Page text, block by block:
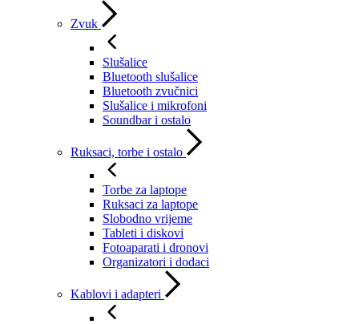
Zvuk
Slušalice
Bluetooth slušalice
Bluetooth zvučnici
Slušalice i mikrofoni
Soundbar i ostalo
Ruksaci, torbe i ostalo
Torbe za laptope
Ruksaci za laptope
Slobodno vrijeme
Tableti i diskovi
Fotoaparati i dronovi
Organizatori i dodaci
Kablovi i adapteri